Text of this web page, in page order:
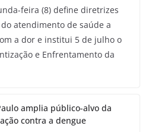
feira (8) define diretrizes
atendimento de saúde a
a dor e institui 5 de julho o
e Enfrentamento da
amplia público-alvo da
contra a dengue